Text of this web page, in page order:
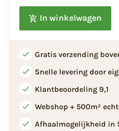
In winkelwagen
Gratis verzending
Snelle levering door
Klantbeoordeling 9,1
Webshop + 500m²
Afhaalmogelijkheid in